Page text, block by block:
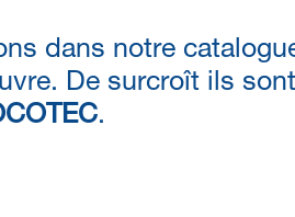
dans notre
De surcroît ils
.